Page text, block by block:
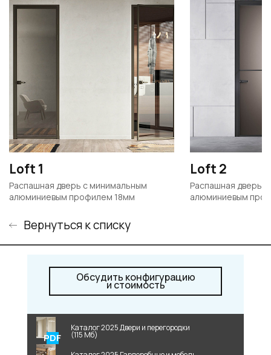
Loft 1
Распашная дверь с минимальным
алюминиевым профилем 18мм
Loft 2
Распашная дверь
алюминиевым
Вернуться к списку
Обсудить конфигурацию
и стоимость
Каталог 2025 Двери и перегородки
(115 Мб)